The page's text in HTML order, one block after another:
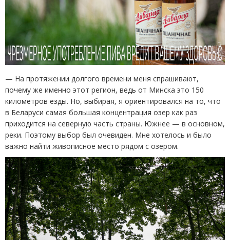
— На протяжении долгого времени меня спрашивают,
почему же именно этот регион, ведь от Минска это 150
километров езды. Но, выбирая, я ориентировался на то, что
в Беларуси самая большая концентрация озер как раз
приходится на северную часть страны. Южнее — в основном,
реки. Поэтому выбор был очевиден. Мне хотелось и было
важно найти живописное место рядом с озером.